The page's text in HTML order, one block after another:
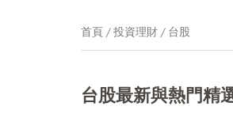
首頁 投資理財 台股
台股最新與熱門精